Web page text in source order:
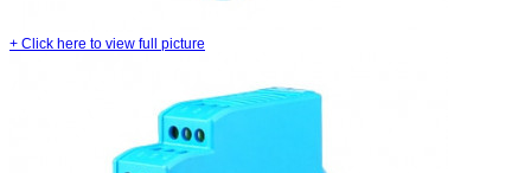
+ Click here to view full picture